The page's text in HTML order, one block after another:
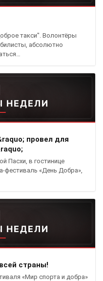
такси". Волонтёры
абсолютно
НЕДЕЛИ
провел для
Пасхи, в гостинице
фестиваль «День Добра»,
НЕДЕЛИ
страны!
«Мир спорта и добра»